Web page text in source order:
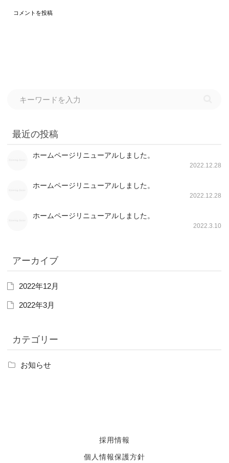
最近の投稿
ホームページリニューアルしました。
2022.12.28
ホームページリニューアルしました。
2022.12.28
ホームページリニューアルしました。
2022.3.10
アーカイブ
2022年12月
2022年3月
カテゴリー
お知らせ
採用情報
個人情報保護方針